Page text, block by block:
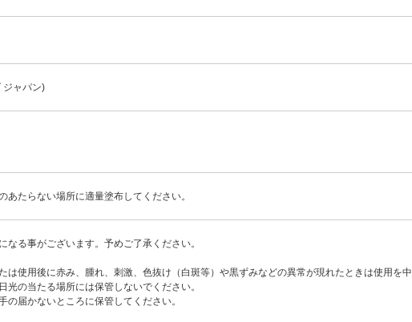
ジャパン)
あたらない場所に適量塗布してください。
る事がございます。予めご了承ください。
は使用後に赤み、腫れ、刺激、色抜け（白斑等）や黒ずみなどの異常が現れたときは使用を
光の当たる場所には保管しないでください。
の届かないところに保管してください。